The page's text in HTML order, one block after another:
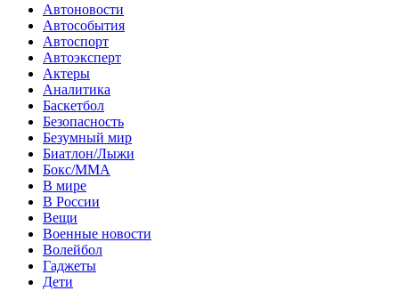
Автоновости
Автособытия
Автоспорт
Автоэксперт
Актеры
Аналитика
Баскетбол
Безопасность
Безумный мир
Биатлон/Лыжи
Бокс/MMA
В мире
В России
Вещи
Военные новости
Волейбол
Гаджеты
Дети